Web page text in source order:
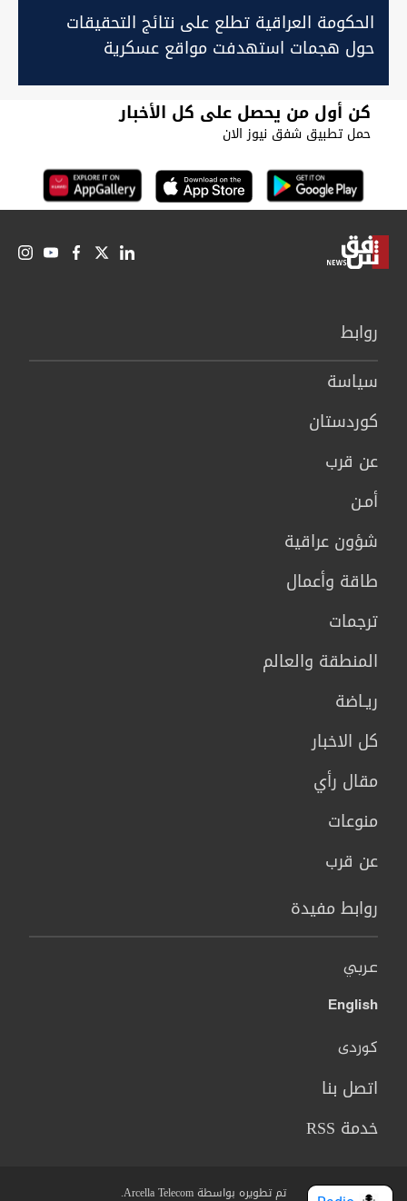
الحكومة العراقية تطلع على نتائج التحقيقات
حول هجمات استهدفت مواقع عسكرية
كن أول من يحصل على كل الأخبار
حمل تطبيق شفق نيوز الان
روابط
سیاسة
كوردستان
عن قرب
أمـن
شؤون عراقية
طاقة وأعمال
ترجمات
المنطقة والعالم
ريـاضة
كل الاخبار
مقال رأي
منوعات
عن قرب
روابط مفيدة
عربي
English
کوردی
اتصل بنا
خدمة RSS
تم تطويره بواسطة Arcella Telecom.